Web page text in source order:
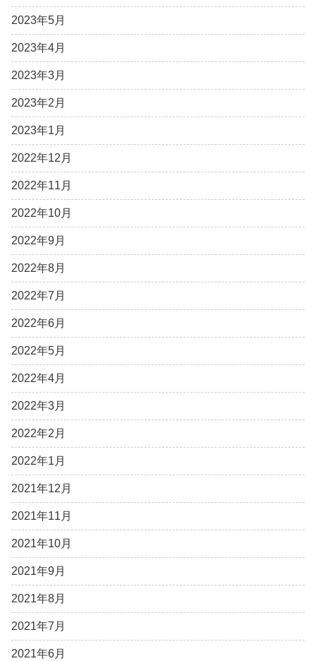
2023年5月
2023年4月
2023年3月
2023年2月
2023年1月
2022年12月
2022年11月
2022年10月
2022年9月
2022年8月
2022年7月
2022年6月
2022年5月
2022年4月
2022年3月
2022年2月
2022年1月
2021年12月
2021年11月
2021年10月
2021年9月
2021年8月
2021年7月
2021年6月